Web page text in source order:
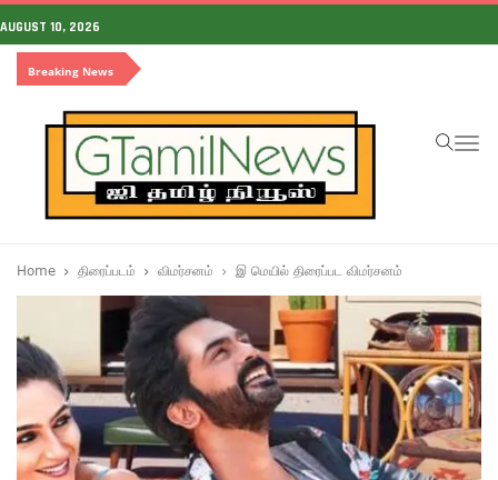
AUGUST 10, 2026
Breaking News
Home திரைப்படம் விமர்சனம் இ மெயில் திரைப்பட விமர்சனம்